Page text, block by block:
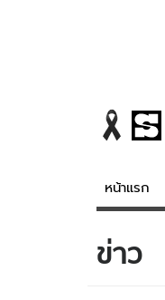
หน้าแรก
ข่าว
ข่าว